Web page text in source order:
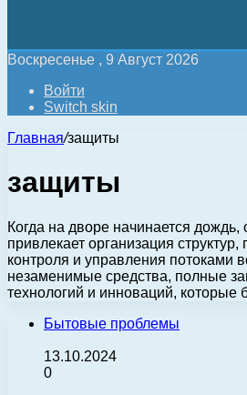
Воскресенье , 9 Август 2026
Войти
Switch skin
Главная/защиты
защиты
Когда на дворе начинается
привлекает организация
контроля и управления потоками
незаменимые средства, полные
технологий и инноваций,
Бытовые проблемы
13.10.2024
0